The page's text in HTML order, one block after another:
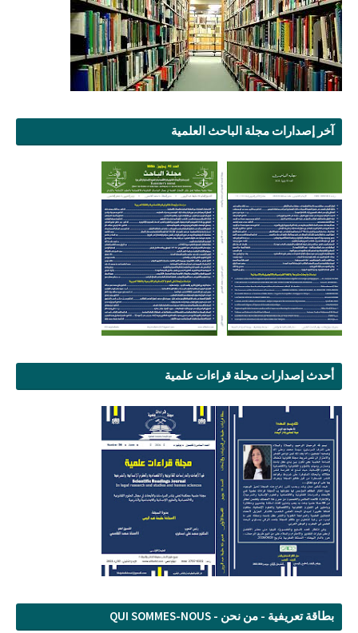
آخر إصدارات مجلة الباحث العلمية
أحدث إصدارات مجلة قراءات علمية
بطاقة تعريفية - من نحن - QUI SOMMES-NOUS